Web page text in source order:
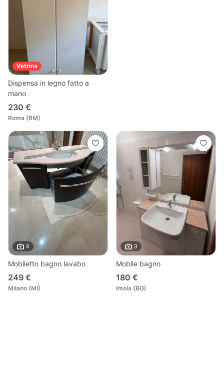
Vetrina
Dispensa in legno fatto a
mano
230 €
Roma (RM)
4
Mobiletto bagno lavabo
249 €
Milano (MI)
3
Mobile bagno
180 €
Imola (BO)